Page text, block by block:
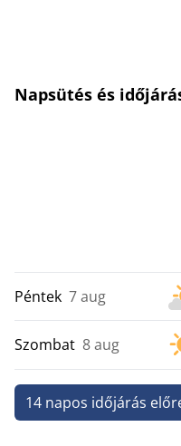
Napsütés és
Péntek 7 aug
Szombat 8 aug
14 napos időjárás